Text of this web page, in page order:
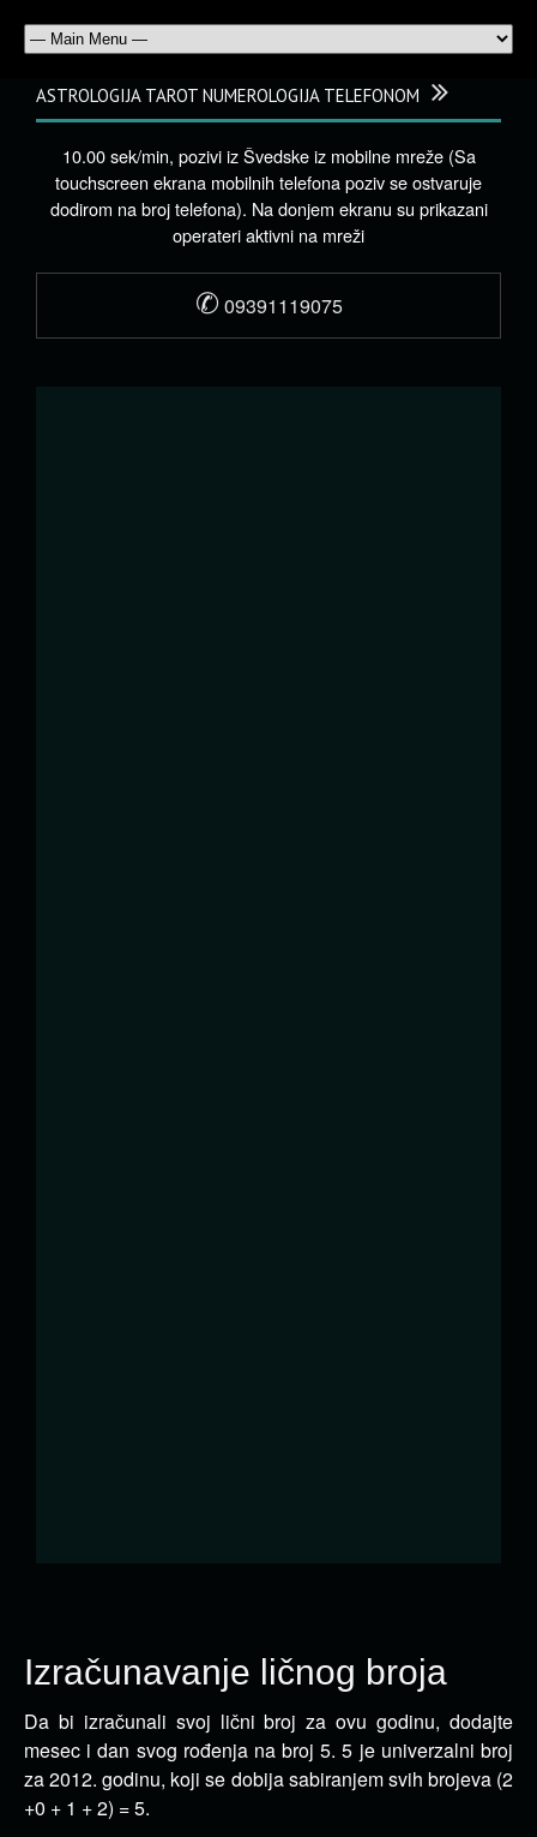
Izračunavanje ličnog broja
Da bi izračunali svoj lični broj za ovu godinu, dodajte
mesec i dan svog rođenja na broj 5. 5 je univerzalni broj
za 2012. godinu, koji se dobija sabiranjem svih brojeva (2
+0 + 1 + 2) = 5.
ASTROLOGIJA TAROT NUMEROLOGIJA TELEFONOM
10.00 sek/min, pozivi iz Švedske iz mobilne mreže (Sa
touchscreen ekrana mobilnih telefona poziv se ostvaruje
dodirom na broj telefona). Na donjem ekranu su prikazani
operateri aktivni na mreži
✆ 09391119075